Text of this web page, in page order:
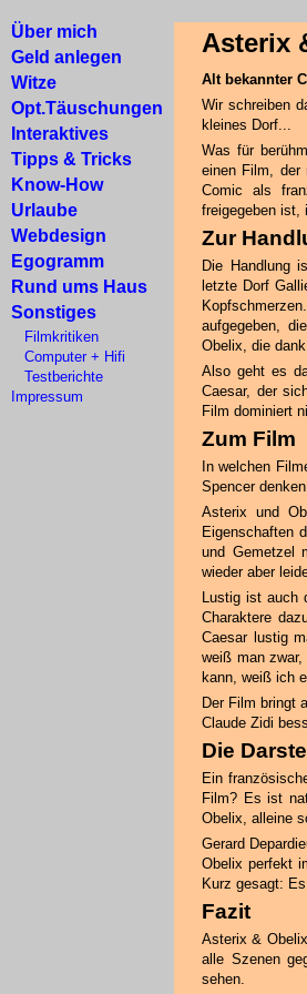
Über mich
Geld anlegen
Witze
Opt.Täuschungen
Interaktives
Tipps & Tricks
Know-How
Urlaube
Webdesign
Egogramm
Rund ums Haus
Sonstiges
Filmkritiken
Computer + Hifi
Testberichte
Impressum
Asterix
Alt bekannter
Wir schreiben
kleines Dorf...
Was für
einen Film, der
Comic als
freigegeben ist,
Zur
Die Handlung
letzte Dorf
aufgegeben,
Obelix, die
Also geht es
Caesar, der
Film dominiert
Zum Film
In welchen
Spencer
Asterix und
Eigenschaften
und Gemetzel
wieder aber
Lustig ist auch
Charaktere
Caesar lustig
weiß man
kann, weiß ich
Der Film bringt
Claude Zidi
Die
Ein
Film? Es ist
Obelix, alleine
Gerard
Obelix perfekt
Kurz gesagt:
Fazit
Asterix &
alle Szenen
sehen.